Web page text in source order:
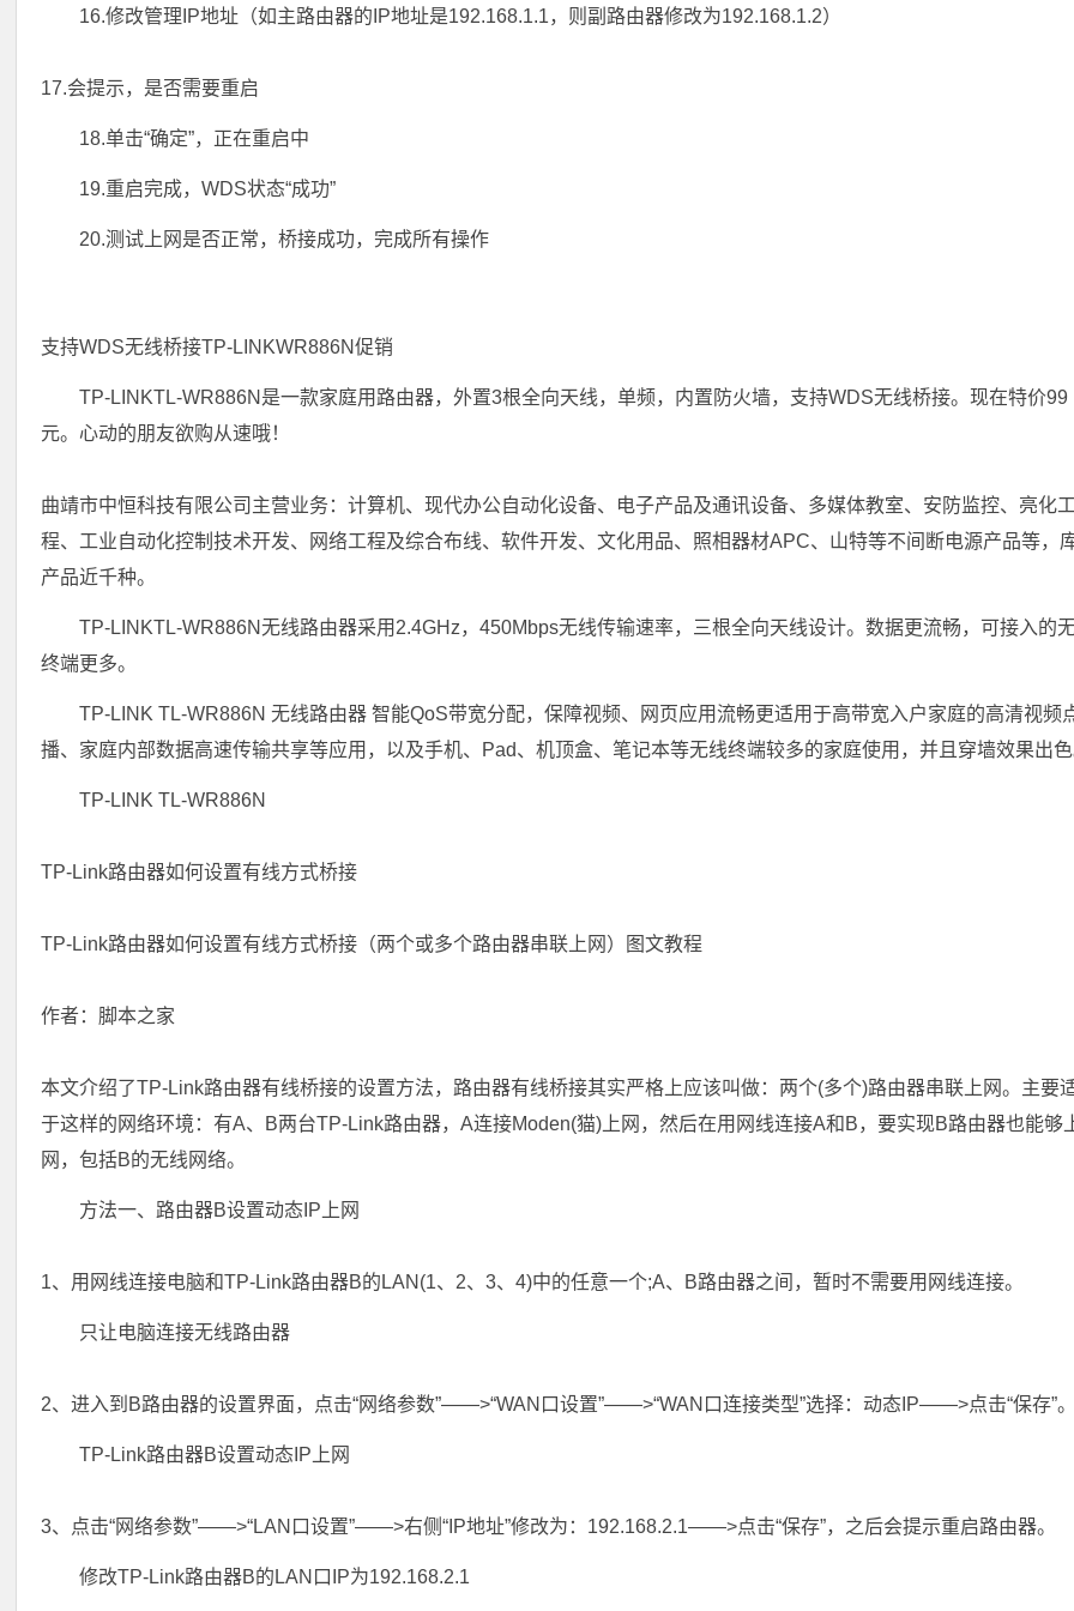
16.修改管理IP地址（如主路由器的IP地址是192.168.1.1，则副路由器修改为192.168.1.2）
17.会提示，是否需要重启
18.单击“确定”，正在重启中
19.重启完成，WDS状态“成功”
20.测试上网是否正常，桥接成功，完成所有操作
支持WDS无线桥接TP-LINKWR886N促销
TP-LINKTL-WR886N是一款家庭用路由器，外置3根全向天线，单频，内置防火墙，支持WDS无线桥接。现在特价99
元。心动的朋友欲购从速哦！
曲靖市中恒科技有限公司主营业务：计算机、现代办公自动化设备、电子产品及通讯设备、多媒体教室、安防监控、亮化工
程、工业自动化控制技术开发、网络工程及综合布线、软件开发、文化用品、照相器材APC、山特等不间断电源产品等，
产品近千种。
TP-LINKTL-WR886N无线路由器采用2.4GHz，450Mbps无线传输速率，三根全向天线设计。数据更流畅，可接入的
终端更多。
TP-LINK TL-WR886N 无线路由器 智能QoS带宽分配，保障视频、网页应用流畅更适用于高带宽入户家庭的高清视频
播、家庭内部数据高速传输共享等应用，以及手机、Pad、机顶盒、笔记本等无线终端较多的家庭使用，并且穿墙效果出色
TP-LINK TL-WR886N
TP-Link路由器如何设置有线方式桥接
TP-Link路由器如何设置有线方式桥接（两个或多个路由器串联上网）图文教程
作者：脚本之家
本文介绍了TP-Link路由器有线桥接的设置方法，路由器有线桥接其实严格上应该叫做：两个(多个)路由器串联上网。主要
于这样的网络环境：有A、B两台TP-Link路由器，A连接Moden(猫)上网，然后在用网线连接A和B，要实现B路由器也能够
网，包括B的无线网络。
方法一、路由器B设置动态IP上网
1、用网线连接电脑和TP-Link路由器B的LAN(1、2、3、4)中的任意一个;A、B路由器之间，暂时不需要用网线连接。
只让电脑连接无线路由器
2、进入到B路由器的设置界面，点击“网络参数”——>“WAN口设置”——>“WAN口连接类型”选择：动态IP——>点击“保存”。
TP-Link路由器B设置动态IP上网
3、点击“网络参数”——>“LAN口设置”——>右侧“IP地址”修改为：192.168.2.1——>点击“保存”，之后会提示重启路由器。
修改TP-Link路由器B的LAN口IP为192.168.2.1